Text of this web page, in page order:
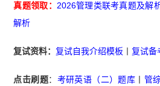
真题领取： 2026管理类联考真题及解
解析
复试资料：复试自我介绍模板 丨复试备
点击刷题： 考研英语（二）题库 管